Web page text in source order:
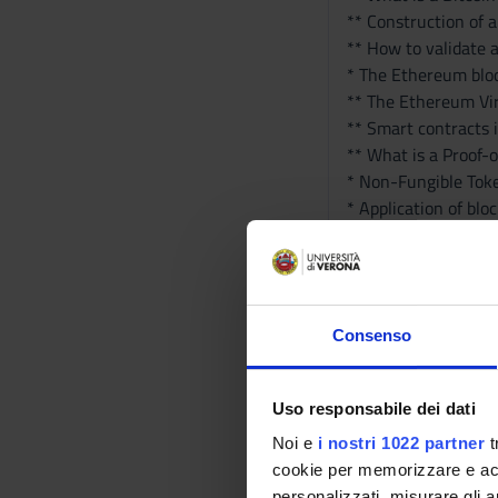
Consenso
Uso responsabile dei dati
Noi e i nostri 1022 partner
cookie per memorizzare e
** Construction of
** How to validate
* The Ethereum
** The Ethereum
** Smart contracts
** What is a Proof-
* Non-Fungible
* Application of
Didactic
Thursday 4 July 3
Thursday 11 July
https://